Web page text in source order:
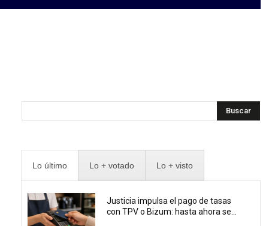
Buscar
Lo último Lo + votado Lo + visto
Justicia impulsa el pago de tasas
con TPV o Bizum: hasta ahora se...